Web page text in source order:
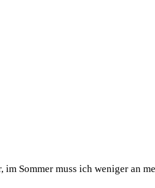
Sommer muss ich weniger an